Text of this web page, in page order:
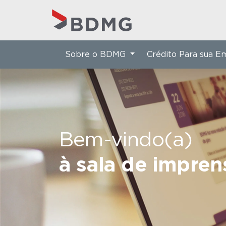
Bem-vindo(a)
à sala de
Sobre o BDMG Crédito Para sua